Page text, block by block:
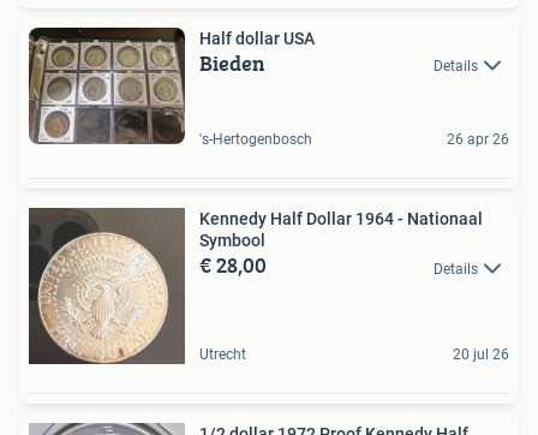
Half dollar USA
Bieden Details
's-Hertogenbosch 26 apr 26
Kennedy Half Dollar 1964 - Nationaal
Symbool
€ 28,00 Details
Utrecht 20 jul 26